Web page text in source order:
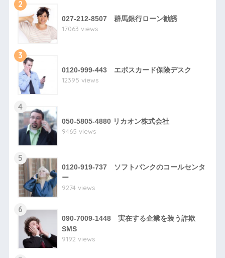
2
027-212-8507 群馬銀行ローン勧誘
17063 views
3
0120-999-443 エポスカード保険デスク
12395 views
4
050-5805-4880 リカオン株式会社
9465 views
5
0120-919-737 ソフトバンクのコールセンタ
ー
9274 views
6
090-7009-1448 実在する企業を装う詐欺
SMS
9192 views